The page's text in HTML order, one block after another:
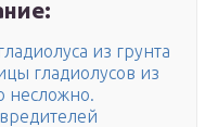
из грунта
гладиолусов из
несложно.